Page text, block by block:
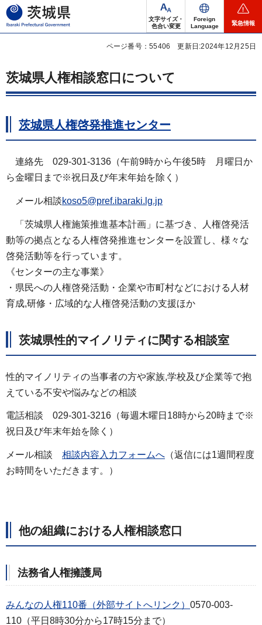
茨城県
文字サイズ・
色合い変更
Foreign
Language
緊急情報
ページ番号：55406 更新日:2024年12月25日
茨城県人権相談窓口について
茨城県人権啓発推進センター
連絡先 029-301-3136（午前9時から午後5時 月曜日か
ら金曜日まで※祝日及び年末年始を除く）
メール相談koso5@pref.ibaraki.lg.jp
「 茨城県人権施策推進基本計画」に基づき、人権啓発活
動等の拠点となる人権啓発推進センターを設置し、様々な
啓発活動等を行っています。
《センターの主な事業》
・県民への人権啓発活動・企業や市町村などにおける人材
育成,研修・広域的な人権啓発活動の支援ほか
茨城県性的マイノリティに関する相談室
性的マイノリティの当事者の方や家族,学校及び企業等で抱
えている不安や悩みなどの相談
電話相談 029-301-3216（毎週木曜日18時から20時まで※
祝日及び年末年始を除く）
メール相談 相談内容入力フォームへ （返信には1週間程度
お時間をいただきます。）
他の組織における人権相談窓口
法務省人権擁護局
みんなの人権110番（外部サイトへリンク） 0570-003-
110（平日8時30分から17時15分まで）